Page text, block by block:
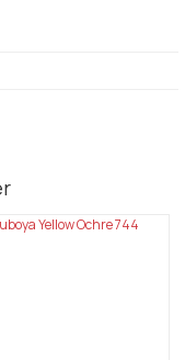
ve diğer